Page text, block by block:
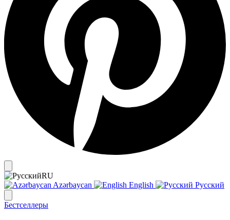
RU
Azərbaycan
English Русский
Бестселлеры